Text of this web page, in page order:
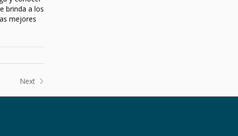
brinda a los
mejores
Next